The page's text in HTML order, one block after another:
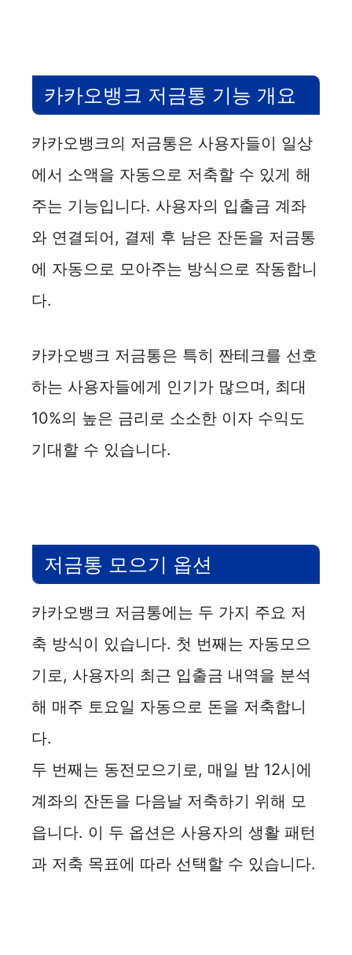
카카오뱅크 저금통 기능 개요
카카오뱅크의 저금통은 사용자들이 일상
에서 소액을 자동으로 저축할 수 있게 해
주는 기능입니다. 사용자의 입출금 계좌
와 연결되어, 결제 후 남은 잔돈을 저금통
에 자동으로 모아주는 방식으로 작동합니
다.
카카오뱅크 저금통은 특히 짠테크를 선호
하는 사용자들에게 인기가 많으며, 최대
10%의 높은 금리로 소소한 이자 수익도
기대할 수 있습니다.
저금통 모으기 옵션
카카오뱅크 저금통에는 두 가지 주요 저
축 방식이 있습니다. 첫 번째는 자동모으
기로, 사용자의 최근 입출금 내역을 분석
해 매주 토요일 자동으로 돈을 저축합니
다.
두 번째는 동전모으기로, 매일 밤 12시에
계좌의 잔돈을 다음날 저축하기 위해 모
읍니다. 이 두 옵션은 사용자의 생활 패턴
과 저축 목표에 따라 선택할 수 있습니다.